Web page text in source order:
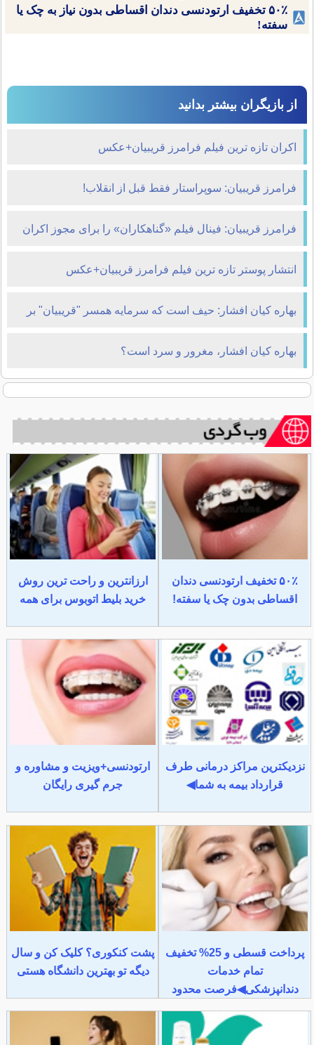
۵۰٪ تخفیف ارتودنسی دندان اقساطی بدون نیاز به چک یا
سفته!
از بازیگران بیشتر بدانید
اکران تازه ترین فیلم فرامرز قریبیان+عکس
فرامرز قریبیان: سوپراستار فقط قبل از انقلاب!
فرامرز قریبیان: فینال فیلم «گناهکاران» را برای مجوز اکران
انتشار پوستر تازه ترین فیلم فرامرز قریبیان+عکس
بهاره کیان افشار: حیف است که سرمایه همسر "قریبیان" بر
بهاره کیان افشار، مغرور و سرد است؟
۵۰٪ تخفیف ارتودنسی دندان
اقساطی بدون چک یا سفته!
ارزانترین و راحت ترین روش
خرید بلیط اتوبوس برای همه
نزدیکترین مراکز درمانی طرف
قرارداد بیمه به شما◀
ارتودنسی+ویزیت و مشاوره و
جرم گیری رایگان
پرداخت قسطی و 25% تخفیف
تمام خدمات
دندانپزشکی◀فرصت محدود
پشت کنکوری؟ کلیک کن و سال
دیگه تو بهترین دانشگاه هستی